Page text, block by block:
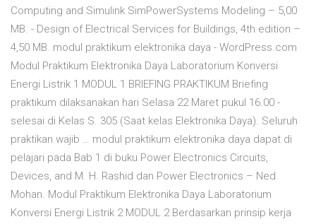
Computing and Simulink SimPowerSystems Modeling – 5,00
MB. - Design of Electrical Services for Buildings, 4th edition –
4,50 MB. modul praktikum elektronika daya - WordPress.com
Modul Praktikum Elektronika Daya Laboratorium Konversi
Energi Listrik 1 MODUL 1 BRIEFING PRAKTIKUM Briefing
praktikum dilaksanakan hari Selasa 22 Maret pukul 16.00 -
selesai di Kelas S. 305 (Saat kelas Elektronika Daya). Seluruh
praktikan wajib … modul praktikum elektronika daya dapat di
pelajari pada Bab 1 di buku Power Electronics Circuits,
Devices, and M. H. Rashid dan Power Electronics – Ned
Mohan. Modul Praktikum Elektronika Daya Laboratorium
Konversi Energi Listrik 2 MODUL 2 Berdasarkan prinsip kerja